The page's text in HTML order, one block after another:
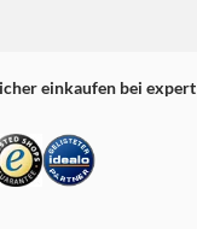
einkaufen bei expert